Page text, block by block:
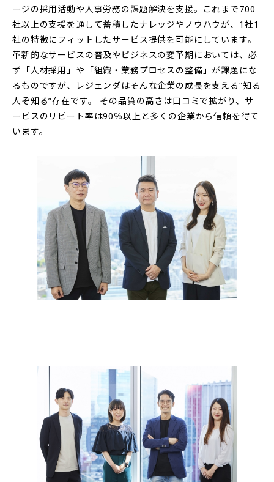
ージの採用活動や人事労務の課題解決を支援。これまで700
社以上の支援を通して蓄積したナレッジやノウハウが、1社1
社の特徴にフィットしたサービス提供を可能にしています。
革新的なサービスの普及やビジネスの変革期においては、必
ず「人材採用」や「組織・業務プロセスの整備」が課題にな
るものですが、レジェンダはそんな企業の成長を支える“知る
人ぞ知る”存在です。 その品質の高さは口コミで拡がり、サ
ービスのリピート率は90％以上と多くの企業から信頼を得て
います。